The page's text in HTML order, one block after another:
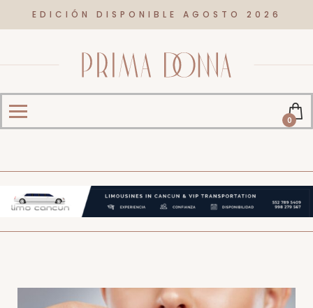
EDICIÓN DISPONIBLE AGOSTO 2026
0